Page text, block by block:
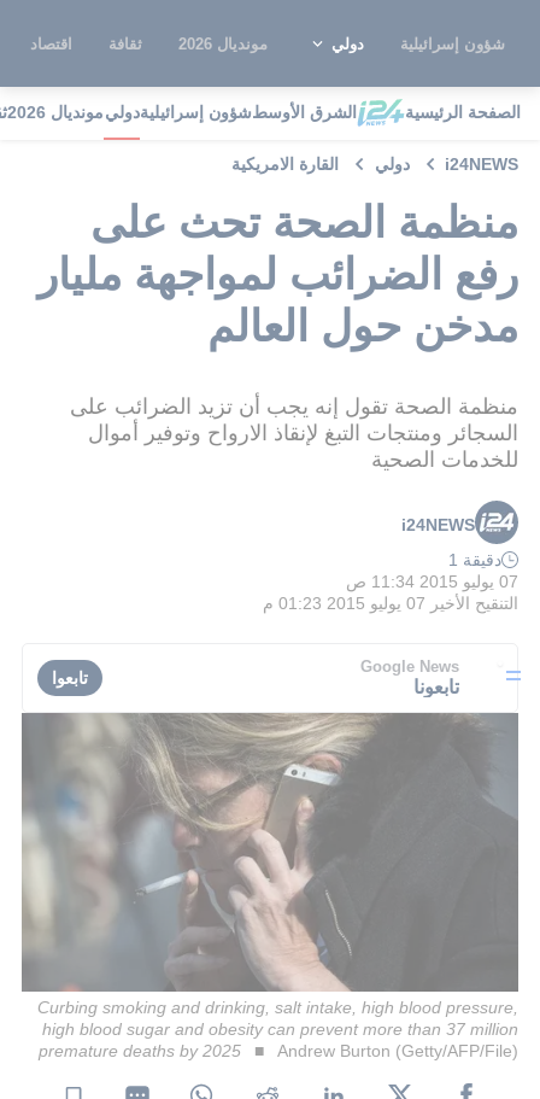
شؤون إسرائيلية دولي مونديال 2026 ثقافة اقتصاد
الصفحة الرئيسية الشرق الأوسطشؤون إسرائيليةدوليمونديال 2026
i24NEWS دولي القارة الامريكية
منظمة الصحة تحث على
رفع الضرائب لمواجهة مليار
مدخن حول العالم
منظمة الصحة تقول إنه يجب أن تزيد الضرائب على
السجائر ومنتجات التبغ لإنقاذ الارواح وتوفير أموال
للخدمات الصحية
i24NEWS
دقيقة 1
07 يوليو 2015 11:34 ص
التنقيح الأخير 07 يوليو 2015 01:23 م
Google News
تابعونا تابعوا
Curbing smoking and drinking, salt intake, high blood pressure,
high blood sugar and obesity can prevent more than 37 million
premature deaths by 2025
Andrew Burton (Getty/AFP/File)